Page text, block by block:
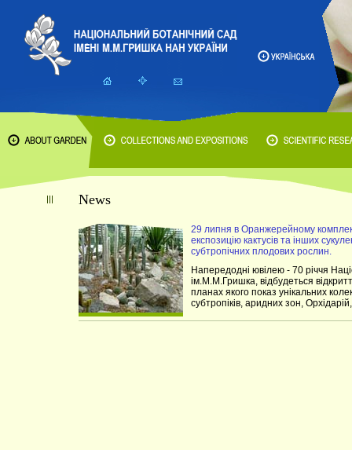
News
29 липня в Оранжерейному
експозицію кактусів та інших
субтропічних плодових рослин.
Напередодні ювілею - 70 річчя
ім.М.М.Гришка, відбудеться
планах якого показ унікальних
субтропіків, аридних зон,